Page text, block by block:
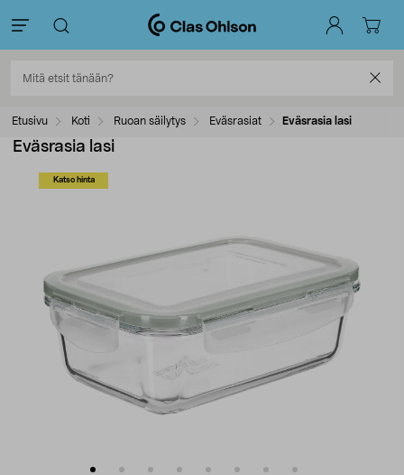
Etusivu Koti Ruoan säilytys Eväsrasiat Eväsrasia lasi
Eväsrasia lasi
Katso hinta